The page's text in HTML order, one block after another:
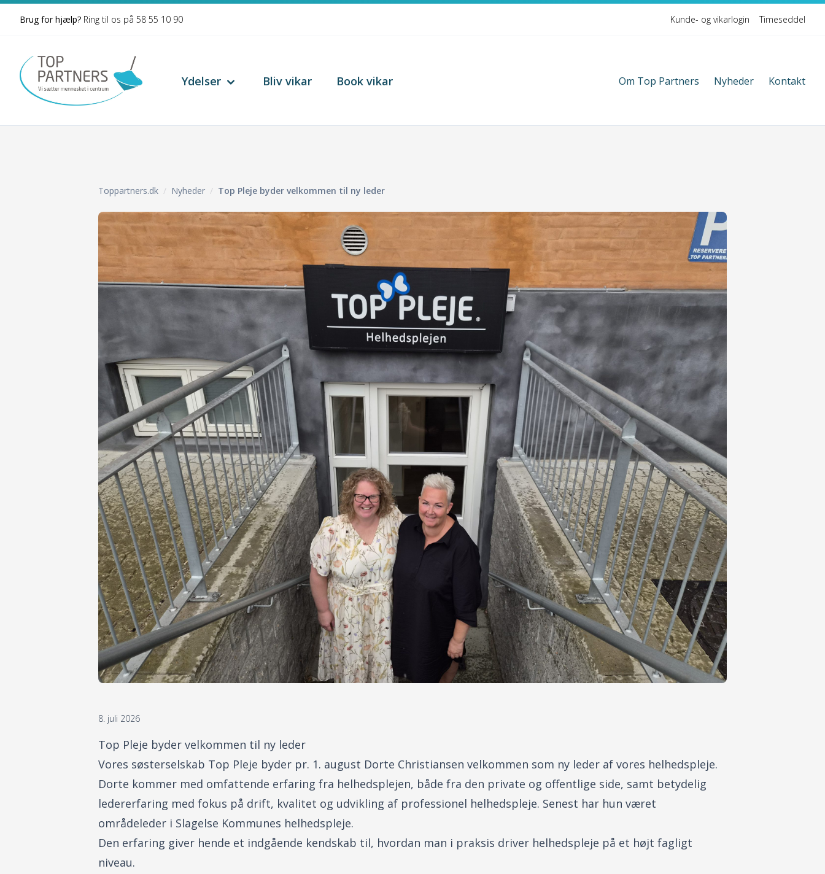
Spring til indhold
Brug for hjælp? Ring til os på 58 55 10 90 Kunde- og vikarlogin Timeseddel
Ydelser Bliv vikar Book vikar Om Top Partners Nyheder Kontakt
Toppartners.dk Nyheder Top Pleje byder velkommen til ny leder
8. juli 2026
Top Pleje byder velkommen til ny leder
Vores søsterselskab Top Pleje byder pr. 1. august Dorte Christiansen velkommen som ny leder af vores helhedspleje.
Dorte kommer med omfattende erfaring fra helhedsplejen, både fra den private og offentlige side, samt betydelig
ledererfaring med fokus på drift, kvalitet og udvikling af professionel helhedspleje. Senest har hun været
områdeleder i Slagelse Kommunes helhedspleje.
Den erfaring giver hende et indgående kendskab til, hvordan man i praksis driver helhedspleje på et højt fagligt
niveau.